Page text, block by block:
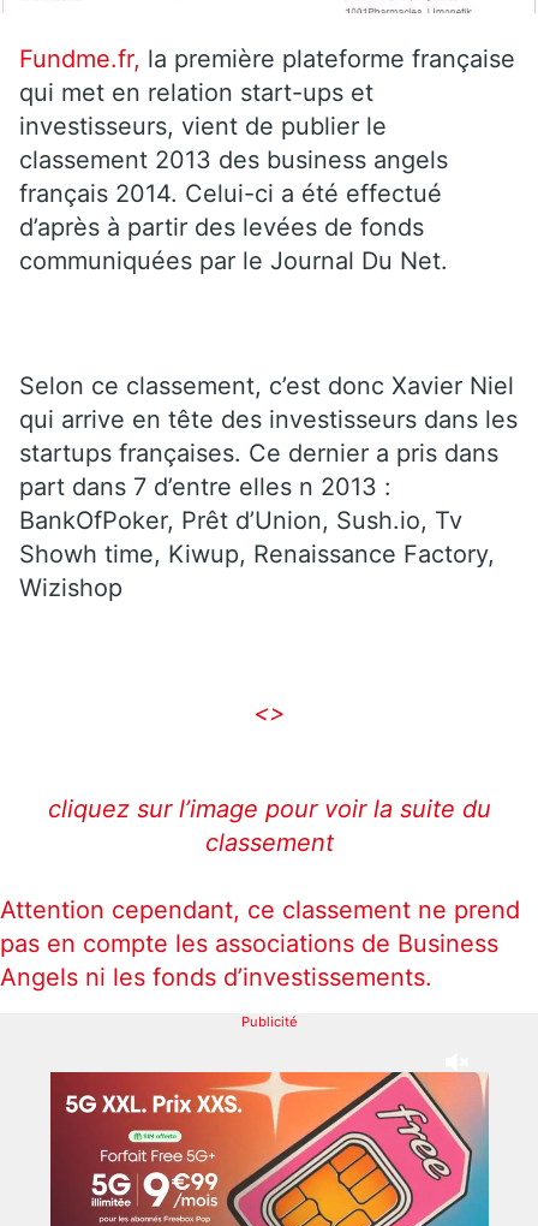
Fundme.fr, la première plateforme française
qui met en relation start-ups et
investisseurs, vient de publier le
classement 2013 des business angels
français 2014. Celui-ci a été effectué
d’après à partir des levées de fonds
communiquées par le Journal Du Net.
Selon ce classement, c’est donc Xavier Niel
qui arrive en tête des investisseurs dans les
startups françaises. Ce dernier a pris dans
part dans 7 d’entre elles n 2013 :
BankOfPoker, Prêt d’Union, Sush.io, Tv
Showh time, Kiwup, Renaissance Factory,
Wizishop
<>
cliquez sur l’image pour voir la suite du
classement
Attention cependant, ce classement ne prend
pas en compte les associations de Business
Angels ni les fonds d’investissements.
Publicité